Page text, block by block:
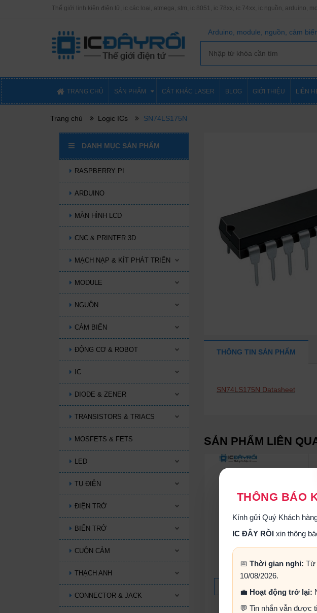
THÔNG BÁO
Kính gửi Quý Khách
IC ĐÂY RỒI xin thông
📅 Thời gian nghỉ: Từ
10/08/2026.
💼 Hoạt động trở lại:
💬 Tin nhắn vẫn được
Thế giới linh kiện điện tử, ic các loại, atmega, stm, ic 8051, ic 78xx, ic 74xx, ic nguồn, arduino,
Arduino, module, nguồn, cảm
TRANG CHỦ SẢN PHẨM CẮT KHẮC LASER BLOG GIỚI THIỆU LIÊN
Trang chủ Logic ICs SN74LS175N
DANH MỤC SẢN PHẨM
RASPBERRY PI
ARDUINO
MÀN HÌNH LCD
CNC & PRINTER 3D
MẠCH NẠP & KÍT PHÁT TRIỂN
MODULE
NGUỒN
CẢM BIẾN
ĐỘNG CƠ & ROBOT
IC
DIODE & ZENER
TRANSISTORS & TRIACS
MOSFETS & FETS
LED
TỤ ĐIỆN
ĐIỆN TRỞ
BIẾN TRỞ
CUỘN CẢM
THẠCH ANH
CONNECTOR & JACK
THÔNG TIN SẢN PHẨM
SN74LS175N Datasheet
SẢN PHẨM LIÊN
SN74LVC1G125DBVR
1.800₫